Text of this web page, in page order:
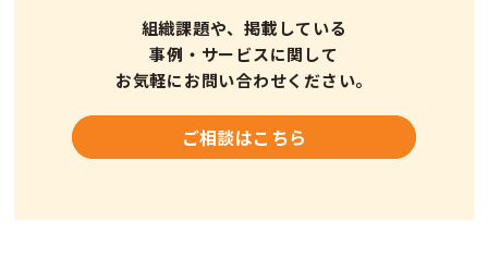
組織課題や、掲載している
事例・サービスに関して
お気軽にお問い合わせください。
ご相談はこちら